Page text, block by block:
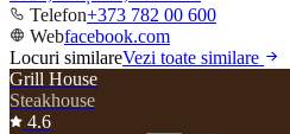
Telefon+373 782 00 600
Webfacebook.com
Locuri similareVezi toate similare
Grill House
Steakhouse
4.6